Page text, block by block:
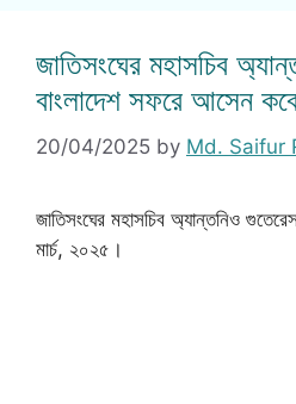
জাতিসংঘের মহাসচিব
বাংলাদেশ সফরে আসেন
20/04/2025 by Md. Saifur
জাতিসংঘের মহাসচিব অ্যান্তনিও
মার্চ, ২০২৫।